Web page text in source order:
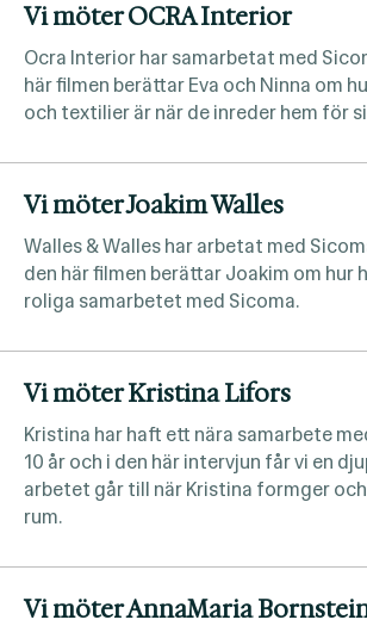
Vi möter OCRA Interior
Ocra Interior har samarbetat med
här filmen berättar Eva och Ninna om
och textilier är när de inreder hem för
Vi möter Joakim Walles
Walles & Walles har arbetat med
den här filmen berättar Joakim om hur
roliga samarbetet med Sicoma.
Vi möter Kristina Lifors
Kristina har haft ett nära samarbete
10 år och i den här intervjun får vi en
arbetet går till när Kristina formger
rum.
Vi möter AnnaMaria